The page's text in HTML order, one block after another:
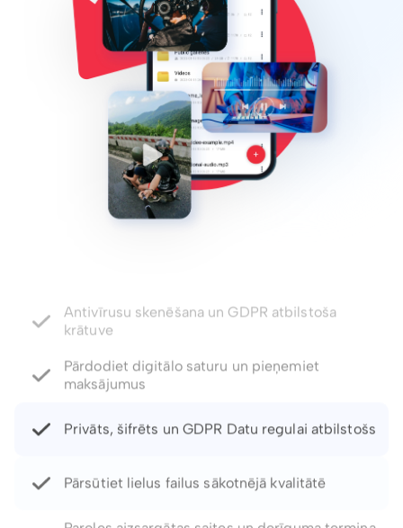
Pārdodiet digitālo saturu un pieņemiet
Privāts, šifrēts un GDPR Datu regulai atbilstošs
Pārsūtiet lielus failus sākotnējā kvalitātē
Paroles aizsargātas saites un derīguma termiņa